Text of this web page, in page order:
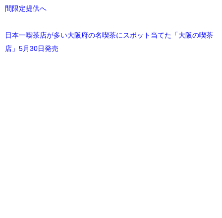
間限定提供へ
日本一喫茶店が多い大阪府の名喫茶にスポット当てた「大阪の喫茶
店」5月30日発売